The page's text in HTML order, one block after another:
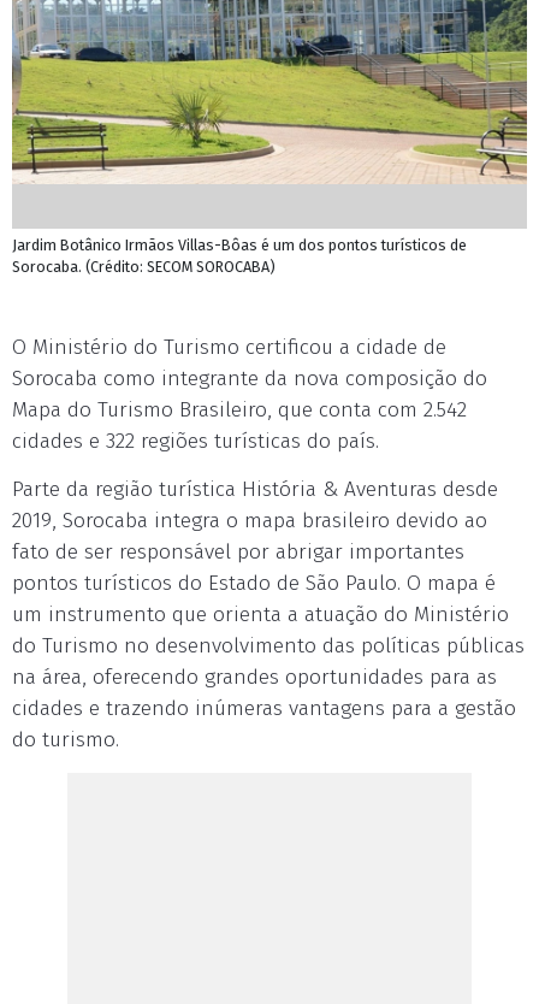
Jardim Botânico Irmãos Villas-Bôas é um dos pontos turísticos de
Sorocaba. (Crédito: SECOM SOROCABA)
O Ministério do Turismo certificou a cidade de
Sorocaba como integrante da nova composição do
Mapa do Turismo Brasileiro, que conta com 2.542
cidades e 322 regiões turísticas do país.
Parte da região turística História & Aventuras desde
2019, Sorocaba integra o mapa brasileiro devido ao
fato de ser responsável por abrigar importantes
pontos turísticos do Estado de São Paulo. O mapa é
um instrumento que orienta a atuação do Ministério
do Turismo no desenvolvimento das políticas públicas
na área, oferecendo grandes oportunidades para as
cidades e trazendo inúmeras vantagens para a gestão
do turismo.